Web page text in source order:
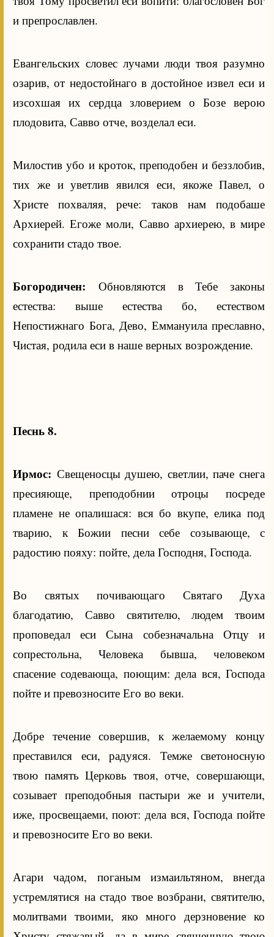
и препрославлен.
Евангельских словес лучами люди твоя разумно
озарив, от недостойнаго в достойное извел еси и
изсохшая их сердца зловерием о Бозе верою
плодовита, Савво отче, возделал еси.
Милостив убо и кроток, преподобен и беззлобив,
тих же и уветлив явился еси, якоже Павел, о
Христе похваляя, рече: таков нам подобаше
Архиерей. Егоже моли, Савво архиерею, в мире
сохранити стадо твое.
Богородичен: Обновляются в Тебе законы
естества: выше естества бо, естеством
Непостижнаго Бога, Дево, Еммануила преславно,
Чистая, родила еси в наше верных возрождение.
Песнь 8.
Ирмос: Свещеносцы душею, светлии, паче снега
пресияюще, преподобнии отроцы посреде
пламене не опалишася: вся бо вкупе, елика под
тварию, к Божии песни себе созывающе, с
радостию пояху: пойте, дела Господня, Господа.
Во святых почивающаго Святаго Духа
благодатию, Савво святителю, людем твоим
проповедал еси Сына собезначальна Отцу и
сопрестольна, Человека бывша, человеком
спасение содевающа, поющим: дела вся, Господа
пойте и превозносите Его во веки.
Добре течение совершив, к желаемому концу
преставился еси, радуяся. Темже светоносную
твою память Церковь твоя, отче, совершающи,
созывает преподобныя пастыри же и учители,
иже, просвещаеми, поют: дела вся, Господа пойте
и превозносите Его во веки.
Агари чадом, поганым измаильтяном, внегда
устремлятися на стадо твое возбрани, святителю,
молитвами твоими, яко много дерзновение ко